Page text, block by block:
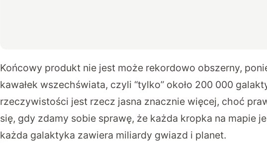
Końcowy produkt nie jest może rekordowo obszerny,
kawałek wszechświata, czyli “tylko” około 200 000
rzeczywistości jest rzecz jasna znacznie więcej, choć
się, gdy zdamy sobie sprawę, że każda kropka na mapie
każda galaktyka zawiera miliardy gwiazd i planet.